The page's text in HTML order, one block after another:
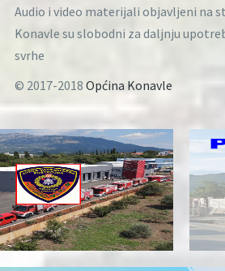
Audio i video materijali objavljeni na
Konavle su slobodni za daljnju
svrhe
© 2017-2018 Općina Konavle